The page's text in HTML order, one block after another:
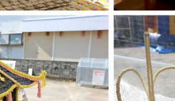
OPEN】SHINY